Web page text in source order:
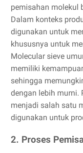
pemisahan molekul
Dalam konteks
digunakan untuk
khususnya untuk
Molecular sieve
memiliki
sehingga
dengan lebih murni.
menjadi salah satu
digunakan untuk
2. Proses